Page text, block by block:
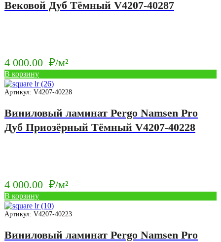
Вековой Дуб Тёмный V4207-40287
4 000.00 ₽/м²
В корзину
Артикул: V4207-40228
Виниловый ламинат Pergo Namsen Pro
Дуб Приозёрный Тёмный V4207-40228
4 000.00 ₽/м²
В корзину
Артикул: V4207-40223
Виниловый ламинат Pergo Namsen Pro